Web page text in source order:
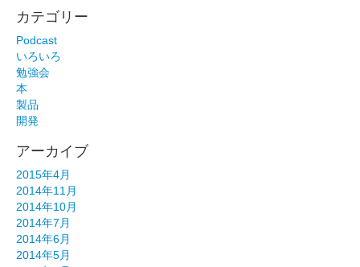
カテゴリー
Podcast
いろいろ
勉強会
本
製品
開発
アーカイブ
2015年4月
2014年11月
2014年10月
2014年7月
2014年6月
2014年5月